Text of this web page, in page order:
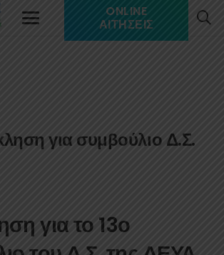
ONLINE
ΑΙΤΉΣΕΙΣ
για συμβούλιο Δ.Σ.
για το 13ο